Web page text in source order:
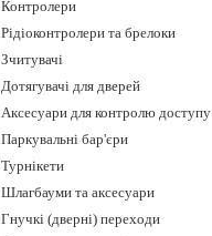
Контролери
Рідіоконтролери та брелоки
Зчитувачі
Дотягувачі для дверей
Аксесуари для контролю доступу
Паркувальні бар'єри
Турнікети
Шлагбауми та аксесуари
Гнучкі (дверні) переходи